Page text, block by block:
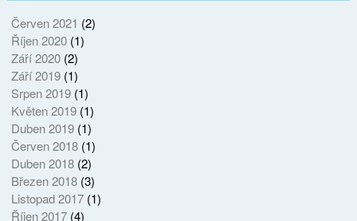
Červen 2021 (2)
Říjen 2020(1)
Září 2020(2)
Září 2019(1)
Srpen 2019(1)
Květen 2019(1)
Duben 2019(1)
Červen 2018(1)
Duben 2018(2)
Březen 2018(3)
Listopad 2017(1)
Říjen 2017(4)